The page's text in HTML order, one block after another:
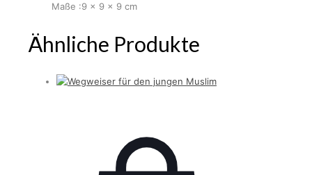
Maße :9 × 9 × 9 cm
Ähnliche Produkte